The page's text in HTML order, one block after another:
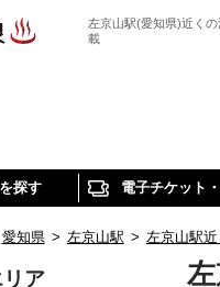
左京山駅(愛知県)近く
載
探す 電子チケット
愛知県 > 左京山駅 > 左京山駅
ア